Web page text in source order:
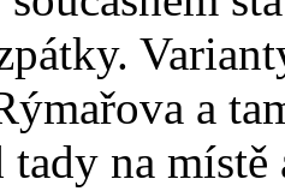
a
na